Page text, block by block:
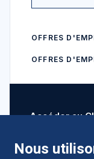
OFFRES
OFFRES
Accéder au
Nous